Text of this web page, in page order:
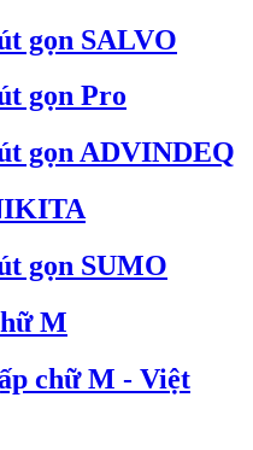
gọn SALVO
gọn Pro
gọn ADVINDEQ
gọn SUMO
M
chữ M - Việt